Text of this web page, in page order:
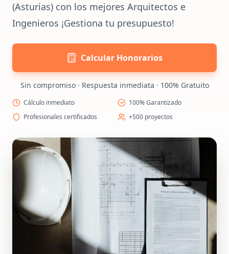
(Asturias) con los mejores Arquitectos e
Ingenieros ¡Gestiona tu presupuesto!
Calcular Honorarios
Sin compromiso · Respuesta inmediata · 100% Gratuito
Cálculo inmediato
100% Garantizado
Profesionales certificados
+500 proyectos